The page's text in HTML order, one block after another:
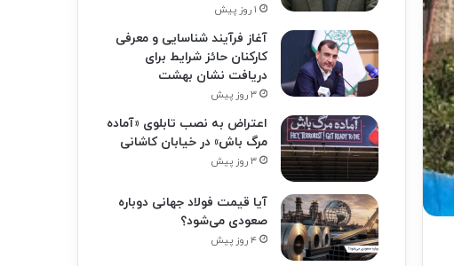
۱ روز پیش
آغاز فرآیند شناسایی و معرفی
کارکنان حائز شرایط برای
دریافت نشان بهشت
۳ روز پیش
اعتراض به نصب تابلوی «آماده
مرگ باش» در خیابان کاشانی
۳ روز پیش
آیا قیمت فولاد جهانی دوباره
صعودی می‌شود؟
۴ روز پیش